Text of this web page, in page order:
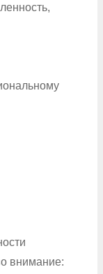
внимание: